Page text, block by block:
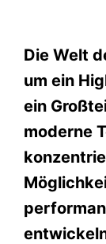
Die Welt
um ein
ein
moderne